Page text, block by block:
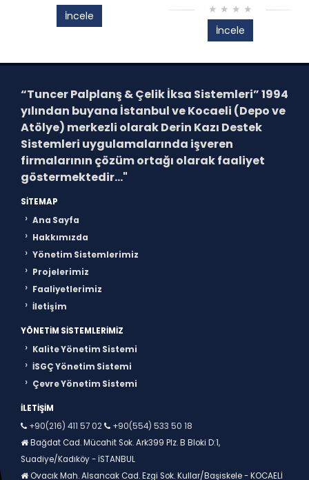
İncele
İncele
“Tuncer Palplanş & Çelik İksa Sistemleri”1994
yılından buyana İstanbul ve Kocaeli (Depo ve
Atölye) merkezli olarak Derin Kazı Destek
Sistemleri uygulamalarında işveren
firmalarının çözüm ortağı olarak faaliyet
göstermektedir..."
SITEMAP
Ana Sayfa
Hakkımızda
Yönetim Sistemlerimiz
Projelerimiz
Faaliyetlerimiz
İletişim
YÖNETIM SISTEMLERIMIZ
Kalite Yönetim Sistemi
İSGÇ Yönetim Sistemi
Çevre Yönetim Sistemi
İLETIŞIM
+90(216) 411 57 02
+90(554) 533 50 18
Bağdat Cad. Mücahit Sok. Ark399 Plz. B Bloki D:1,
Suadiye/Kadıköy - İSTANBUL
Ovacık Mah. Alsancak Cad. Ezgi Sok. Kullar/Başiskele - KOCAELİ